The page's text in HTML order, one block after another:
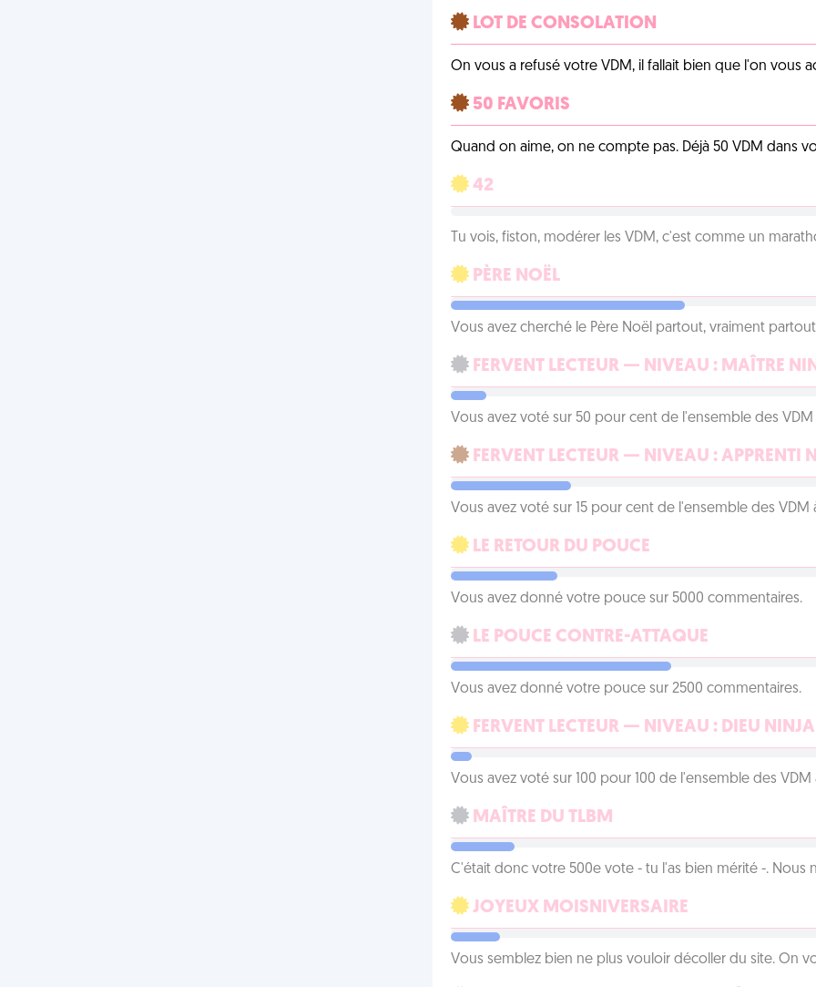
LOT DE CONSOLATION
On vous a refusé votre VDM, il fallait bien que l'on vous
50 FAVORIS
Quand on aime, on ne compte pas. Déjà 50 VDM dans
42
Tu vois, fiston, modérer les VDM, c'est comme un
PÈRE NOËL
Vous avez cherché le Père Noël partout, vraiment
FERVENT LECTEUR — NIVEAU : MAÎTRE
Vous avez voté sur 50 pour cent de l'ensemble des VDM
FERVENT LECTEUR — NIVEAU : APPRENTI
Vous avez voté sur 15 pour cent de l'ensemble des VDM
LE RETOUR DU POUCE
Vous avez donné votre pouce sur 5000 commentaires.
LE POUCE CONTRE-ATTAQUE
Vous avez donné votre pouce sur 2500 commentaires.
FERVENT LECTEUR — NIVEAU : DIEU NINJA
Vous avez voté sur 100 pour 100 de l'ensemble des VDM
MAÎTRE DU TLBM
C'était donc votre 500e vote - tu l'as bien mérité -. Nous
JOYEUX MOISNIVERSAIRE
Vous semblez bien ne plus vouloir décoller du site. On